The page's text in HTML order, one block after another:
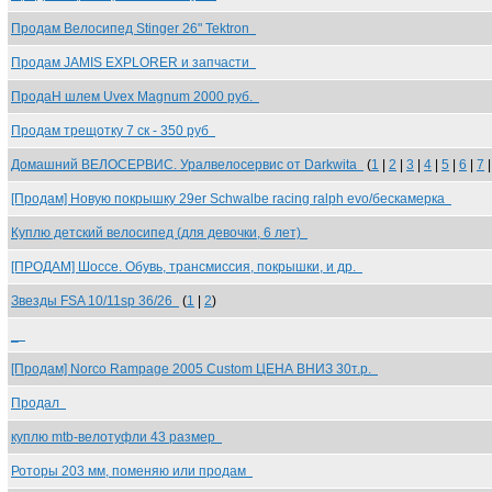
Продам Велосипед Stinger 26" Tektron
Продам JAMIS EXPLORER и запчасти
ПродаН шлем Uvex Magnum 2000 руб.
Продам трещотку 7 ск - 350 руб
Домашний ВЕЛОСЕРВИС. Уралвелосервис от Darkwita (1 2 3 4 5 6 7
[Продам] Новую покрышку 29er Schwalbe racing ralph evo/бескамерка
Куплю детский велосипед (для девочки, 6 лет)
[ПРОДАМ] Шоссе. Обувь, трансмиссия, покрышки, и др.
Звезды FSA 10/11sp 36/26 (1 2)
[Продам] Norco Rampage 2005 Custom ЦЕНА ВНИЗ 30т.р.
Продал
куплю mtb-велотуфли 43 размер
Роторы 203 мм, поменяю или продам